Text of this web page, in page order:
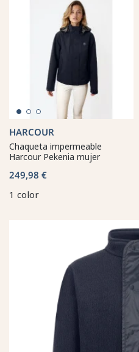
HARCOUR
Chaqueta impermeable
Harcour Pekenia mujer
249,98 €
1 color